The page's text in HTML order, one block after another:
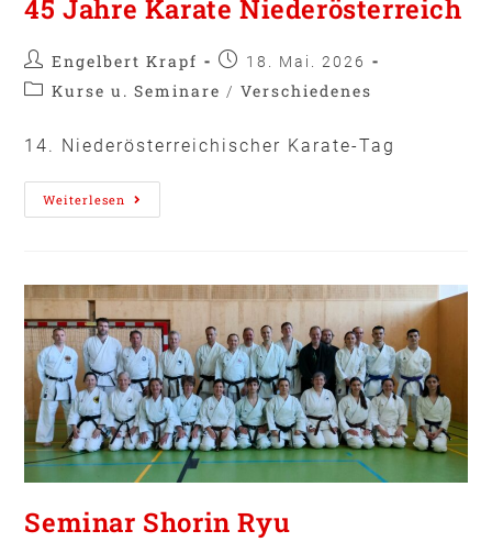
45 Jahre Karate Niederösterreich
Engelbert Krapf 18. Mai. 2026
Kurse u. Seminare / Verschiedenes
14. Niederösterreichischer Karate-Tag
Weiterlesen
Seminar Shorin Ryu